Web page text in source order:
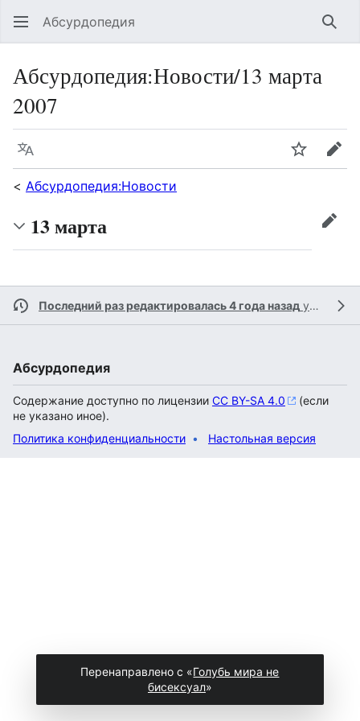
Абсурдопедия
Абсурдопедия:Новости/13 марта
2007
Язык
< Абсурдопедия:Новости
13 марта
Последний раз редактировалась 4 года назад участником
Абсурдопедия
Содержание доступно по лицензии CC BY-SA 4.0
(если
не указано иное).
Политика конфиденциальности
Настольная версия
Перенаправлено с «Голубь мира не
бисексуал»